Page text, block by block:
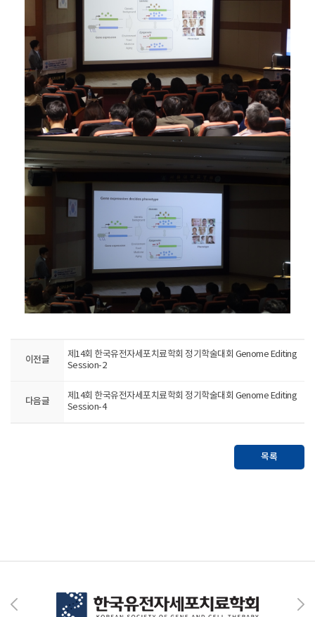
이전글
제14회 한국유전자세포치료학회 정기학술대회 Genome Editing
Session-2
다음글
제14회 한국유전자세포치료학회 정기학술대회 Genome Editing
Session-4
목록